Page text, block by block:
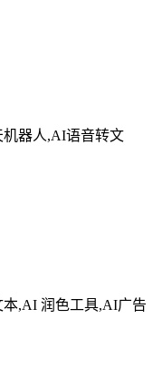
器人,AI语音转文
,AI 润色工具,AI广告